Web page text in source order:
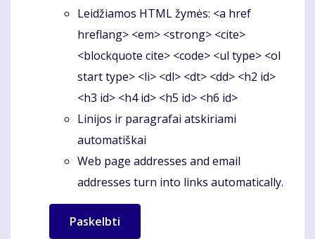
Leidžiamos HTML žymės: <a href
hreflang> <em> <strong> <cite>
<blockquote cite> <code> <ul type> <ol
start type> <li> <dl> <dt> <dd> <h2 id>
<h3 id> <h4 id> <h5 id> <h6 id>
Linijos ir paragrafai atskiriami
automatiškai
Web page addresses and email
addresses turn into links automatically.